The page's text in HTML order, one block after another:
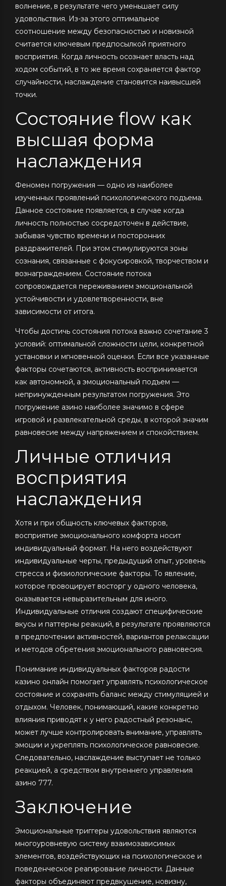
волнение, в результате чего уменьшает силу
удовольствия. Из-за этого оптимальное
соотношение между безопасностью и новизной
считается ключевым предпосылкой приятного
восприятия. Когда личность осознает власть над
ходом событий, в то же время сохраняется фактор
случайности, наслаждение становится наивысшей
точки.
Состояние flow как
высшая форма
наслаждения
Феномен погружения — одно из наиболее
изученных проявлений психологического подъема.
Данное состояние появляется, в случае когда
личность полностью сосредоточен в действие,
забывая чувство времени и посторонних
раздражителей. При этом стимулируются зоны
сознания, связанные с фокусировкой, творчеством и
вознаграждением. Состояние потока
сопровождается переживанием эмоциональной
устойчивости и удовлетворенности, вне
зависимости от итога.
Чтобы достичь состояния потока важно сочетание 3
условий: оптимальной сложности цели, конкретной
установки и мгновенной оценки. Если все указанные
факторы сочетаются, активность воспринимается
как автономной, а эмоциональный подъем —
непринужденным результатом погружения. Это
погружение азино наиболее значимо в сфере
игровой и развлекательной среды, в которой значим
равновесие между напряжением и спокойствием.
Личные отличия
восприятия
наслаждения
Хотя и при общность ключевых факторов,
восприятие эмоционального комфорта носит
индивидуальный формат. На него воздействуют
индивидуальные черты, предыдущий опыт, уровень
стресса и физиологические факторы. То явление,
которое провоцирует восторг у одного человека,
оказывается невыразительным для иного.
Индивидуальные отличия создают специфические
вкусы и паттерны реакций, в результате проявляются
в предпочтении активностей, вариантов релаксации
и методов обретения эмоционального равновесия.
Понимание индивидуальных факторов радости
казино онлайн помогает управлять психологическое
состояние и сохранять баланс между стимуляцией и
отдыхом. Человек, понимающий, какие конкретно
влияния приводят к у него радостный резонанс,
может лучше контролировать внимание, управлять
эмоции и укреплять психологическое равновесие.
Следовательно, наслаждение выступает не только
реакцией, а средством внутреннего управления
азино 777.
Заключение
Эмоциональные триггеры удовольствия являются
многоуровневую систему взаимозависимых
элементов, воздействующих на психологическое и
поведенческое реагирование личности. Данные
факторы объединяют предвкушение, новизну,